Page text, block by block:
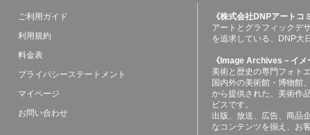
ご利用ガイド
利用規約
料金表
プライバシーステートメント
マイページ
お問い合わせ
《株式会社DNPアート
アートとグラフィックデ
を追求している、DNP大
《Image Archives－イ
美術と歴史の専門フォト
国内外の美術館・博物館
から提供された、美術作
ビスです。
出版、放送、広告、商品
なコンテンツを揃え、お